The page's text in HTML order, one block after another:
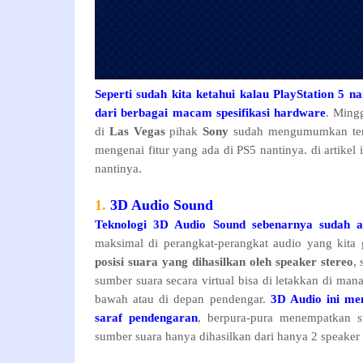
Seperti sudah kita ketahui kalau PlayStation 5
dari berbagai macam spesifikasi hardware.
di Las VegaspihakSony sudah mengumumkan
mengenai fitur yang ada di PS5 nantinya. di
nantinya.
1. 3D Audio Sound
Teknologi3D Audio Sound sebenarnya sudah
maksimal di perangkat-perangkat audio yang kita
posisi suara yang dihasilkan oleh speaker stereo,
sumber suara secara virtual bisa di letakkan di
bawah atau di depan pendengar. 3D Audio ini
saraf pendengaran, berpura-pura menempatkan
sumber suara hanya dihasilkan dari hanya 2 speaker